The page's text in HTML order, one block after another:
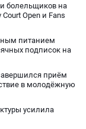
болельщиков на
Open и Fans
питанием
подписок на
приём
в молодёжную
усилила